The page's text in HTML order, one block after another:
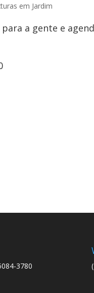
em Jardim
a gente e
3780